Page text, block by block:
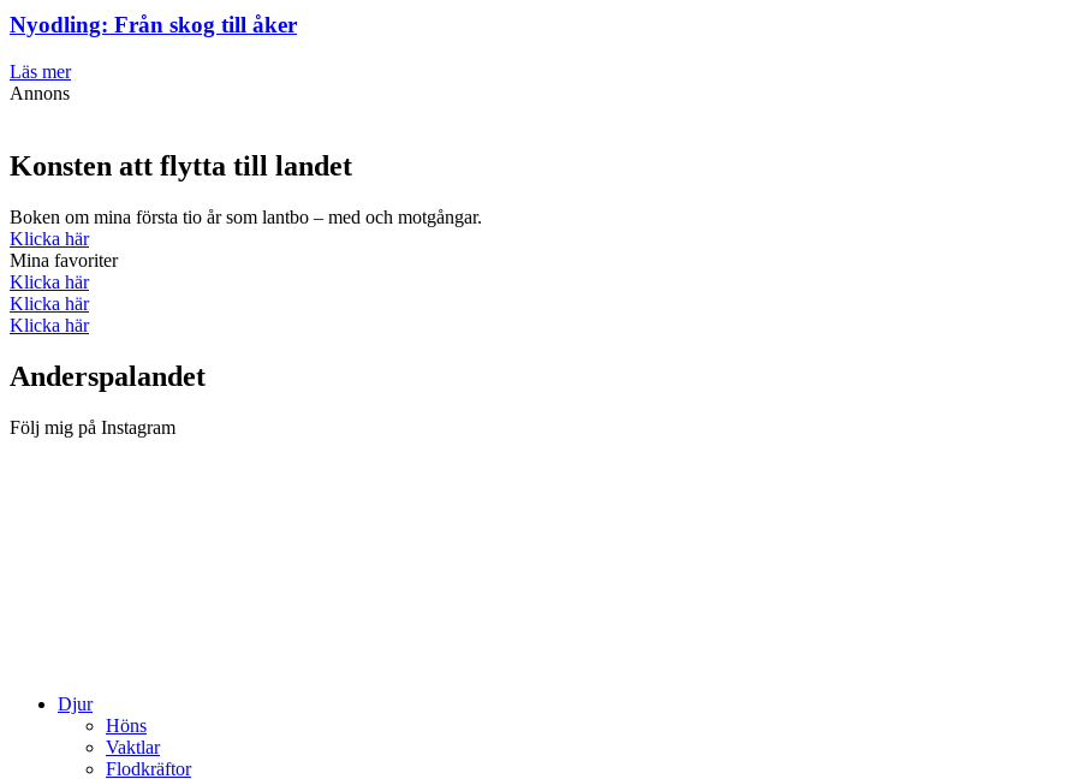
Nyodling: Från skog till åker
Läs mer
Annons
Konsten att flytta till landet
Boken om mina första tio år som lantbo – med och motgångar.
Klicka här
Mina favoriter
Klicka här
Klicka här
Klicka här
Anderspalandet
Följ mig på Instagram
Djur
Höns
Vaktlar
Flodkräftor